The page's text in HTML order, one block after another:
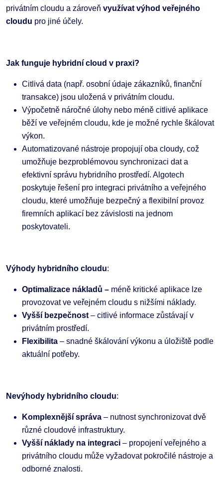
privátním cloudu a zároveň využívat výhod veřejného
cloudu pro jiné účely.
Jak funguje hybridní cloud v praxi?
Citlivá data (např. osobní údaje zákazníků, finanční
transakce) jsou uložená v privátním cloudu.
Výpočetně náročné úlohy nebo méně citlivé aplikace
běží ve veřejném cloudu, kde je možné rychle škálovat
výkon.
Automatizované nástroje propojují oba cloudy, což
umožňuje bezproblémovou synchronizaci dat a
efektivní správu hybridního prostředí. Algotech
poskytuje řešení pro integraci privátního a veřejného
cloudu, které umožňuje bezpečný a flexibilní provoz
firemních aplikací bez závislosti na jednom
poskytovateli.
Výhody hybridního cloudu:
Optimalizace nákladů – méně kritické aplikace lze
provozovat ve veřejném cloudu s nižšími náklady.
Vyšší bezpečnost – citlivé informace zůstávají v
privátním prostředí.
Flexibilita – snadné škálování výkonu a úložiště podle
aktuální potřeby.
Nevýhody hybridního cloudu:
Komplexnější správa – nutnost synchronizovat dvě
různé cloudové infrastruktury.
Vyšší náklady na integraci – propojení veřejného a
privátního cloudu může vyžadovat pokročilé nástroje a
odborné znalosti.